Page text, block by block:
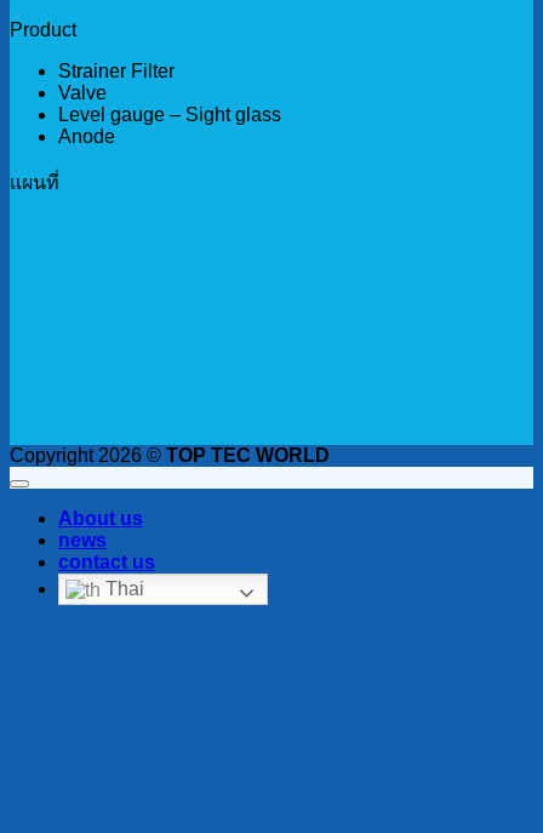
Product
Strainer Filter
Valve
Level gauge – Sight glass
Anode
เเผนที่
Copyright 2026 © TOP TEC WORLD
About us
news
contact us
Thai